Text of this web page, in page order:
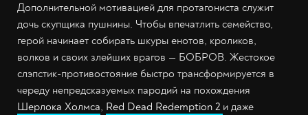
Дополнительной мотивацией для протагониста служит
дочь скупщика пушнины. Чтобы впечатлить семейство,
герой начинает собирать шкуры енотов, кроликов,
волков и своих злейших врагов — БОБРОВ. Жестокое
слэпстик-противостояние быстро трансформируется в
череду непредсказуемых пародий на похождения
Шерлока Холмса, Red Dead Redemption 2 и даже